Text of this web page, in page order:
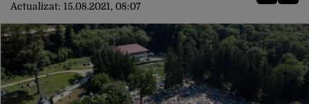
Actualizat: 15.08.2021, 08:07